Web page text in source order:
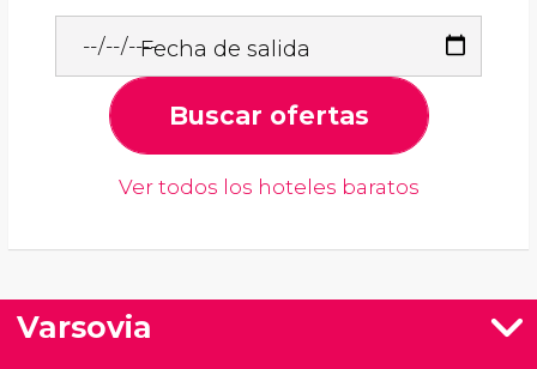
Fecha de salida
Buscar ofertas
Ver todos los hoteles baratos
Varsovia